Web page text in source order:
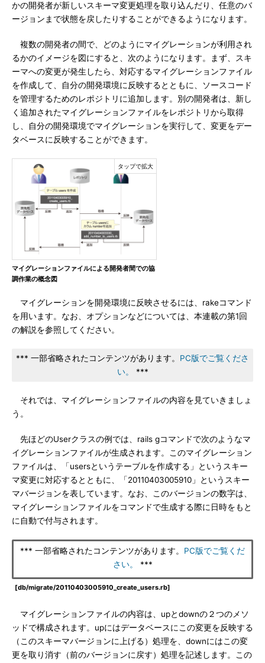
かの開発者が新しいスキーマ変更処理を取り込んだり、任意のバ
ージョンまで状態を戻したりすることができるようになります。
複数の開発者の間で、どのようにマイグレーションが利用され
るかのイメージを図にすると、次のようになります。まず、スキ
ーマへの変更が発生したら、対応するマイグレーションファイル
を作成して、自分の開発環境に反映するとともに、ソースコード
を管理するためのレポジトリに追加します。別の開発者は、新し
く追加されたマイグレーションファイルをレポジトリから取得
し、自分の開発環境でマイグレーションを実行して、変更をデー
タベースに反映することができます。
マイグレーションファイルによる開発者間での協
調作業の概念図
マイグレーションを開発環境に反映させるには、rakeコマンド
を用います。なお、オプションなどについては、本連載の第1回
の解説を参照してください。
*** 一部省略されたコンテンツがあります。 PC版でご覧くださ
い。
***
それでは、マイグレーションファイルの内容を見ていきましょ
う。
先ほどのUserクラスの例では、rails gコマンドで次のようなマ
イグレーションファイルが生成されます。このマイグレーション
ファイルは、「usersというテーブルを作成する」というスキー
マ変更に対応するとともに、「20110403005910」というスキー
マバージョンを表しています。なお、このバージョンの数字は、
マイグレーションファイルをコマンドで生成する際に日時をもと
に自動で付与されます。
*** 一部省略されたコンテンツがあります。 PC版でご覧くだ
さい。
***
[db/migrate/20110403005910_create_users.rb]
マイグレーションファイルの内容は、upとdownの２つのメソ
ッドで構成されます。upにはデータベースにこの変更を反映する
（このスキーマバージョンに上げる）処理を、downにはこの変
更を取り消す（前のバージョンに戻す）処理を記述します。この